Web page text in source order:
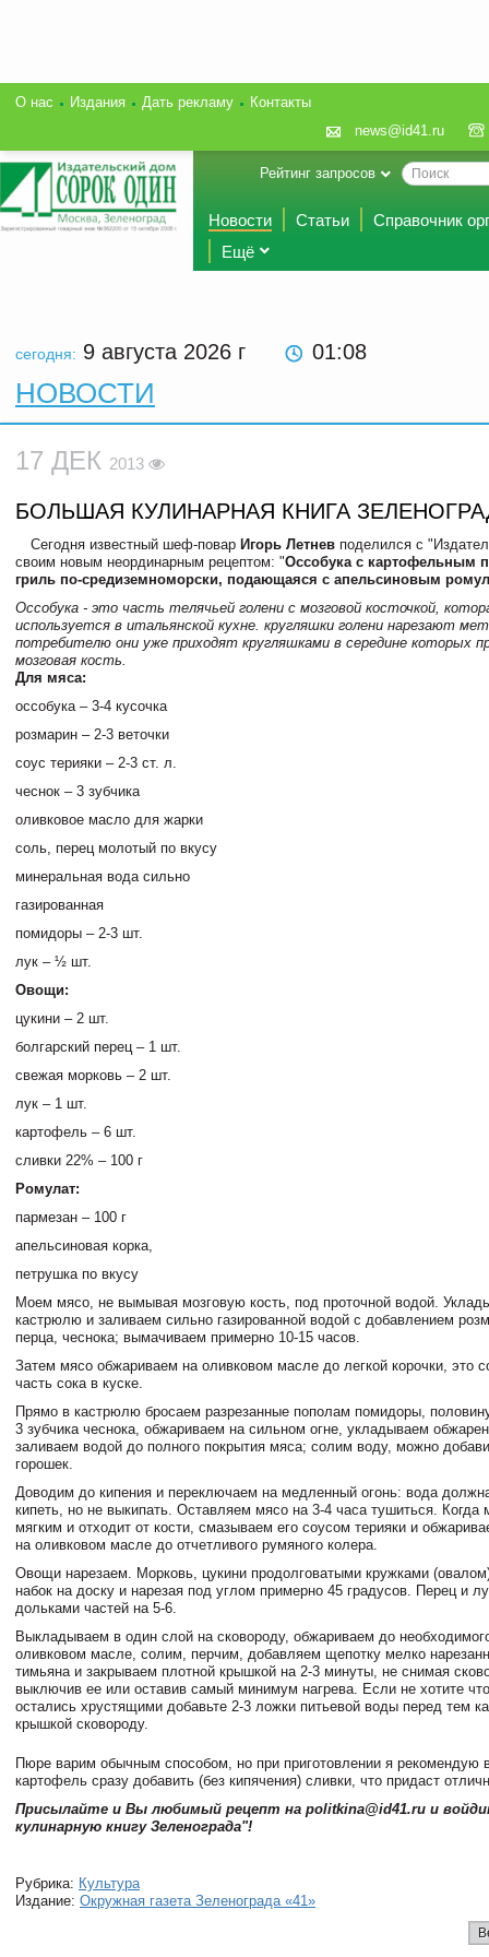
О нас Издания Дать рекламу
Контакты
news@id41.ru
Рейтинг запросов
Новости Статьи
Справочник
Ещё
сегодня: 9 августа 2026 г 01:08
НОВОСТИ
17 ДЕК 2013
БОЛЬШАЯ КУЛИНАРНАЯ КНИГА
Сегодня известный шеф-повар Игорь Летнев поделился с
своим новым неординарным рецептом: "Оссобука с картофельным
гриль по-средиземноморски, подающаяся с апельсиновым
Оссобука - это часть телячьей голени с мозговой косточкой,
используется в итальянской кухне. кругляшки голени нарезают
потребителю они уже приходят кругляшками в середине которых
мозговая кость.
Для мяса:
оссобука – 3-4 кусочка
розмарин – 2-3 веточки
соус терияки – 2-3 ст. л.
чеснок – 3 зубчика
оливковое масло для жарки
соль, перец молотый по вкусу
минеральная вода сильно
газированная
помидоры – 2-3 шт.
лук – ½ шт.
Овощи:
цукини – 2 шт.
болгарский перец – 1 шт.
свежая морковь – 2 шт.
лук – 1 шт.
картофель – 6 шт.
сливки 22% – 100 г
Ромулат:
пармезан – 100 г
апельсиновая корка,
петрушка по вкусу
Моем мясо, не вымывая мозговую кость, под проточной водой.
кастрюлю и заливаем сильно газированной водой с добавлением
перца, чеснока; вымачиваем примерно 10-15 часов.
Затем мясо обжариваем на оливковом масле до легкой корочки, это
часть сока в куске.
Прямо в кастрюлю бросаем разрезанные пополам помидоры,
3 зубчика чеснока, обжариваем на сильном огне, укладываем
заливаем водой до полного покрытия мяса; солим воду, можно
горошек.
Доводим до кипения и переключаем на медленный огонь: вода
кипеть, но не выкипать. Оставляем мясо на 3-4 часа тушиться. Когда
мягким и отходит от кости, смазываем его соусом терияки и
на оливковом масле до отчетливого румяного колера.
Овощи нарезаем. Морковь, цукини продолговатыми кружками
набок на доску и нарезая под углом примерно 45 градусов. Перец и
дольками частей на 5-6.
Выкладываем в один слой на сковороду, обжариваем до
оливковом масле, солим, перчим, добавляем щепотку мелко
тимьяна и закрываем плотной крышкой на 2-3 минуты, не снимая
выключив ее или оставив самый минимум нагрева. Если не хотите
остались хрустящими добавьте 2-3 ложки питьевой воды перед тем
крышкой сковороду.
Пюре варим обычным способом, но при приготовлении я рекомендую
картофель сразу добавить (без кипячения) сливки, что придаст
Присылайте и Вы любимый рецепт на politkina@id41.ru и
кулинарную книгу Зеленограда"!
Рубрика: Культура
Издание: Окружная газета Зеленограда «41»